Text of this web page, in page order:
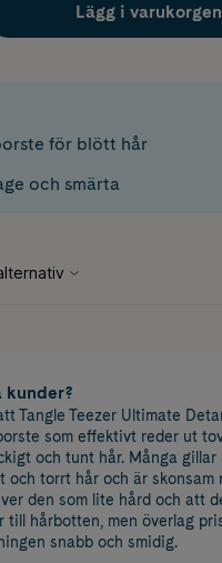
Lägg i varukorgen
för blött hår
och smärta
kunder?
Tangle Teezer Ultimate
som effektivt reder ut
och tunt hår. Många gillar
och torrt hår och är skonsam
den som lite hård och att
till hårbotten, men överlag
snabb och smidig.